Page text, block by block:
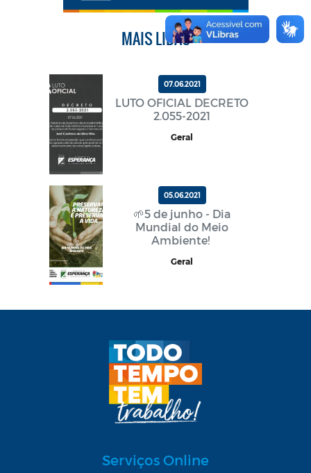
MAIS LIDAS
07.06.2021
LUTO OFICIAL DECRETO
2.055-2021
Geral
05.06.2021
🌱5 de junho - Dia
Mundial do Meio
Ambiente!
Geral
Serviços Online